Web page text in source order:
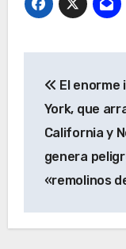
de
El enorme
York, que
California y
genera
«remolinos